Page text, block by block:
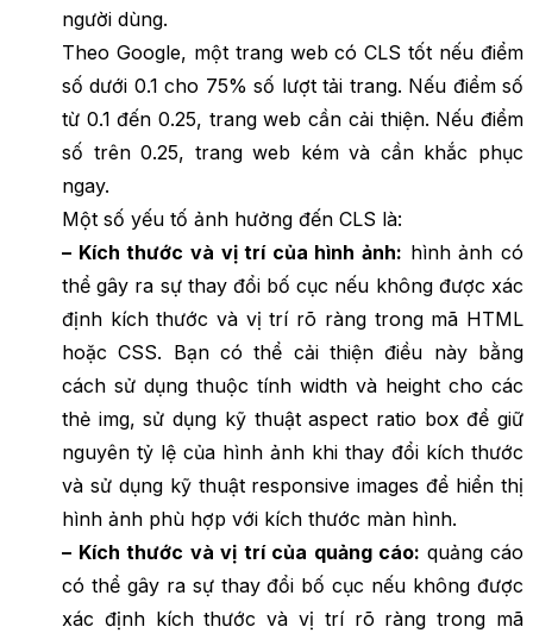
người dùng.
Theo Google, một trang web có CLS tốt nếu điểm
số dưới 0.1 cho 75% số lượt tải trang. Nếu điểm số
từ 0.1 đến 0.25, trang web cần cải thiện. Nếu điểm
số trên 0.25, trang web kém và cần khắc phục
ngay.
Một số yếu tố ảnh hưởng đến CLS là:
– Kích thước và vị trí của hình ảnh: hình ảnh có
thể gây ra sự thay đổi bố cục nếu không được xác
định kích thước và vị trí rõ ràng trong mã HTML
hoặc CSS. Bạn có thể cải thiện điều này bằng
cách sử dụng thuộc tính width và height cho các
thẻ img, sử dụng kỹ thuật aspect ratio box để giữ
nguyên tỷ lệ của hình ảnh khi thay đổi kích thước
và sử dụng kỹ thuật responsive images để hiển thị
hình ảnh phù hợp với kích thước màn hình.
– Kích thước và vị trí của quảng cáo: quảng cáo
có thể gây ra sự thay đổi bố cục nếu không được
xác định kích thước và vị trí rõ ràng trong mã